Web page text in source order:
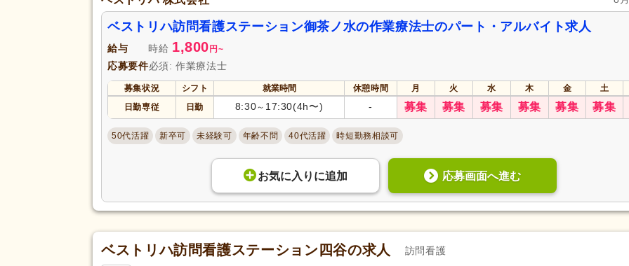
ベストリハ訪問看護ステーション御茶ノ水の作業療法士のパート・アルバイト求人
給与 時給 1,800 円 ~
応募要件必須: 作業療法士
募集状況 シフト 就業時間 休憩時間 月 火 水 木 金
土
日勤専従
日勤 8:30～ 17:30(4h〜) - 募集 募集 募集 募集 募集 募集
50代活躍 新卒可 未経験可 年齢不問 40代活躍 時短勤務相談可
お気に入り に追加 応募画面へ進む
ベストリハ訪問看護ステーション四谷の求人 訪問看護